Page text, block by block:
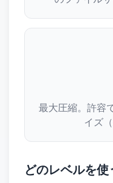
最大圧縮。許容
イズ
どのレベルを使